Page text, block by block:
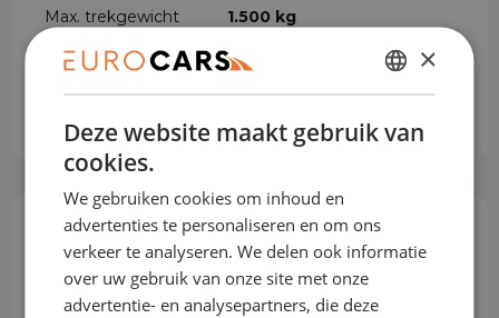
Max. trekgewicht 1.500 kg
Cilinderinhoud 1.498 cm³
Opties & Toebehoren (80)
DUTCH
ENGLISH
×
Deze website maakt gebruik van
cookies.
We gebruiken cookies om inhoud en
advertenties te personaliseren en om ons
verkeer te analyseren. We delen ook informatie
over uw gebruik van onze site met onze
advertentie- en analysepartners, die deze